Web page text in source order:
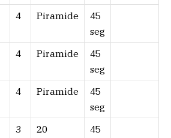
4 Piramide
45
seg
4 Piramide
45
seg
4 Piramide
45
seg
3 20
45